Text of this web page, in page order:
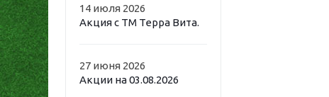
14 июля 2026
Акция с ТМ Терра Вита.
27 июня 2026
Акции на 03.08.2026